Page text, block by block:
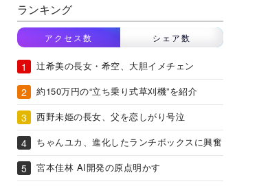
ランキング
アクセス数 シェア数
辻希美の長女・希空、大胆イメチェン
約150万円の“立ち乗り式草刈機”を紹介
西野未姫の長女、父を恋しがり号泣
ちゃんユカ、進化したランチボックスに興奮
宮本佳林 AI開発の原点明かす